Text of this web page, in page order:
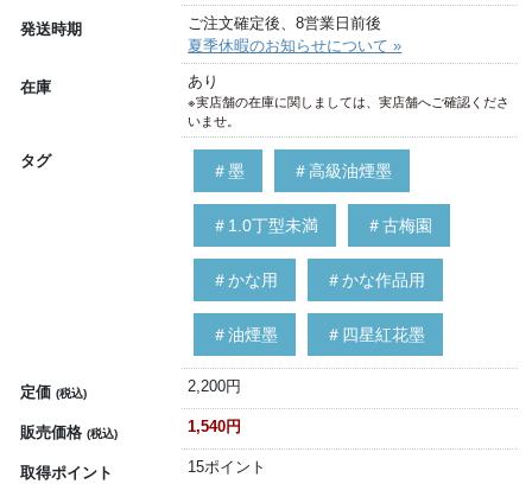
発送時期
ご注文確定後、8営業日前後
夏季休暇のお知らせについて »
在庫 あり
※実店舗の在庫に関しましては、実店舗へご確認くださ
いませ。
タグ
＃墨 ＃高級油煙墨
＃1.0丁型未満 ＃古梅園
＃かな用 ＃かな作品用
＃油煙墨 ＃四星紅花墨
定価 (税込) 2,200円
販売価格 (税込) 1,540円
取得ポイント 15ポイント